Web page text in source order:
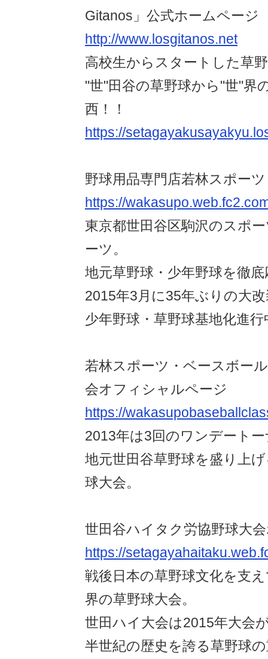
Gitanos」公式ホームページ
http://www.losgitanos.net
高校生からスタートした草
"世"田谷の草野球から"世"界
西！！
https://
野球用品専門店若林スポーツ
https://
東京都世田谷区駒沢のスポ
ーツ。
地元草野球・少年野球を徹
2015年3月に35年ぶりの大
少年野球・草野球基地化進行
若林スポーツ・ベースボー
会オフィシャルページ
https://
2013年は3回のワンデート
地元世田谷草野球を盛り上
球大会。
世田谷ハイタク労協野球大
https://
戦後日本の草野球文化を支
界の草野球大会。
世田ハイ大会は2015年大会
半世紀の歴史を誇る草野球